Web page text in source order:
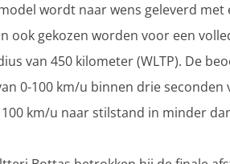
wordt naar wens geleverd
ook gekozen worden voor een
van 450 kilometer (WLTP). De
0-100 km/u binnen drie seconden
km/u naar stilstand in minder